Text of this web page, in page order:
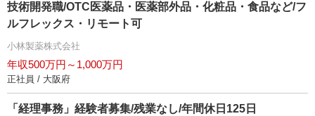
技術開発職/OTC医薬品・医薬部外品・化粧品・食品など/フ
ルフレックス・リモート可
小林製薬株式会社
年収500万円～1,000万円
正社員 / 大阪府
「経理事務」経験者募集/残業なし/年間休日125日